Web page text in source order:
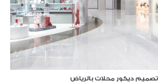
تصميم ديكور محلات بالرياض